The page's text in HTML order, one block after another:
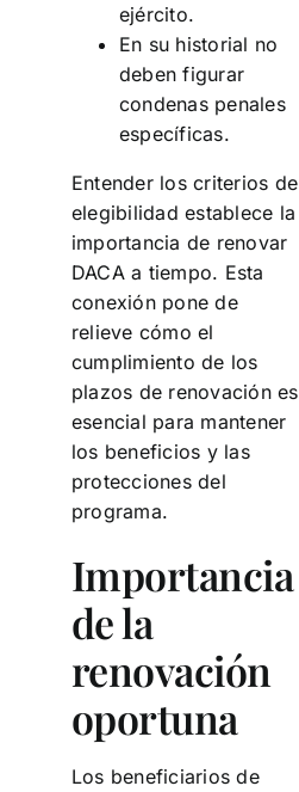
ejército.
En su historial no
deben figurar
condenas penales
específicas.
Entender los criterios de
elegibilidad establece la
importancia de renovar
DACA a tiempo. Esta
conexión pone de
relieve cómo el
cumplimiento de los
plazos de renovación es
esencial para mantener
los beneficios y las
protecciones del
programa.
Importancia
de la
renovación
oportuna
Los beneficiarios de